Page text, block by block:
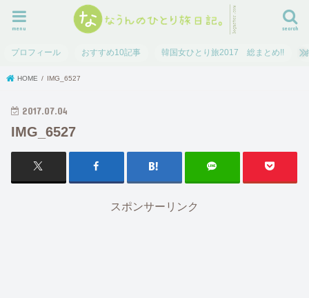
search
menu
プロフィール おすすめ10記事 韓国女ひとり旅2017 総まとめ!!
HOME IMG_6527
2017.07.04
IMG_6527
スポンサーリンク